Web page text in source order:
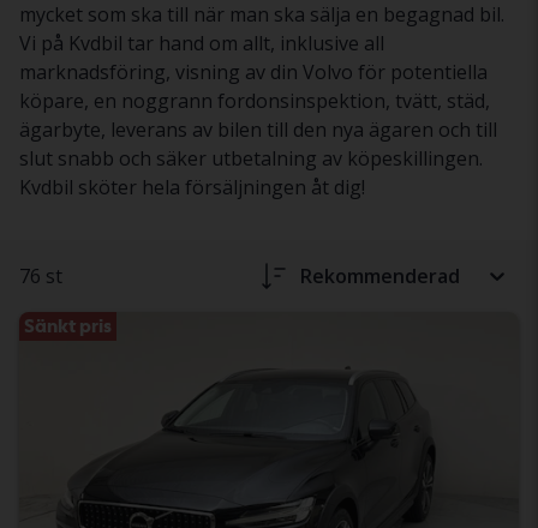
mycket som ska till när man ska sälja en begagnad bil.
Vi på Kvdbil tar hand om allt, inklusive all
marknadsföring, visning av din Volvo för potentiella
köpare, en noggrann fordonsinspektion, tvätt, städ,
ägarbyte, leverans av bilen till den nya ägaren och till
slut snabb och säker utbetalning av köpeskillingen.
Kvdbil sköter hela försäljningen åt dig!
76 st Rekommenderad
Sänkt pris